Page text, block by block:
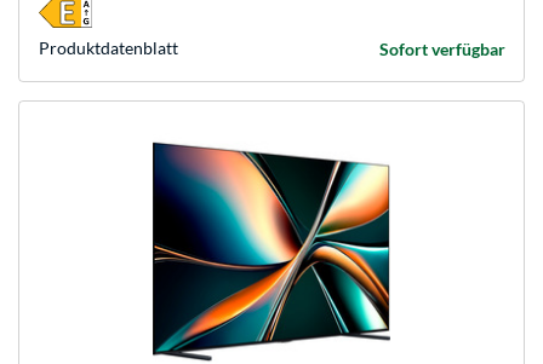
Sofort verfügbar
Produkt­datenblatt